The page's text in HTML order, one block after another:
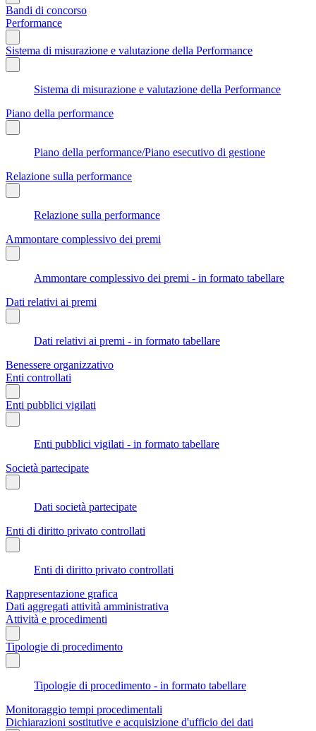
Bandi di concorso
Performance
Sistema di misurazione e valutazione della Performance
Sistema di misurazione e valutazione della Performance
Piano della performance
Piano della performance/Piano esecutivo di gestione
Relazione sulla performance
Relazione sulla performance
Ammontare complessivo dei premi
Ammontare complessivo dei premi - in formato tabellare
Dati relativi ai premi
Dati relativi ai premi - in formato tabellare
Benessere organizzativo
Enti controllati
Enti pubblici vigilati
Enti pubblici vigilati - in formato tabellare
Società partecipate
Dati società partecipate
Enti di diritto privato controllati
Enti di diritto privato controllati
Rappresentazione grafica
Dati aggregati attività amministrativa
Attività e procedimenti
Tipologie di procedimento
Tipologie di procedimento - in formato tabellare
Monitoraggio tempi procedimentali
Dichiarazioni sostitutive e acquisizione d'ufficio dei dati